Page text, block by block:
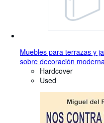
Muebles para terrazas y
sobre decoración
Hardcover
Used